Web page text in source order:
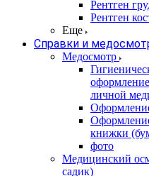
Рентген
Рентген
Еще
Справки и
Медосмотр
личной
книжки
фото
Медицинский
садик)